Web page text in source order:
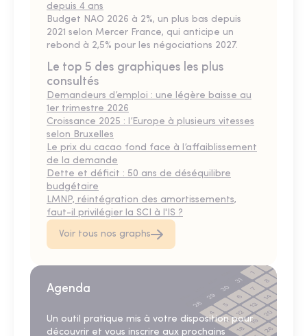
depuis 4 ans
Budget NAO 2026 à 2%, un plus bas depuis
2021 selon Mercer France, qui anticipe un
rebond à 2,5% pour les négociations 2027.
Le top 5 des graphiques les plus
consultés
Demandeurs d’emploi : une légère baisse au
1er trimestre 2026
Croissance 2025 : l’Europe à plusieurs vitesses
selon Bruxelles
Le prix du cacao fond face à l’affaiblissement
de la demande
Dette et déficit : 50 ans de déséquilibre
budgétaire
LMNP, réintégration des amortissements,
faut-il privilégier la SCI à l'IS ?
Voir tous nos graphs
Agenda
Un outil pratique mis à votre disposition pour
découvrir et vous inscrire aux prochains